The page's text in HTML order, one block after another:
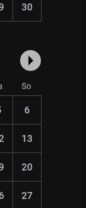
30
So
6
13
20
27